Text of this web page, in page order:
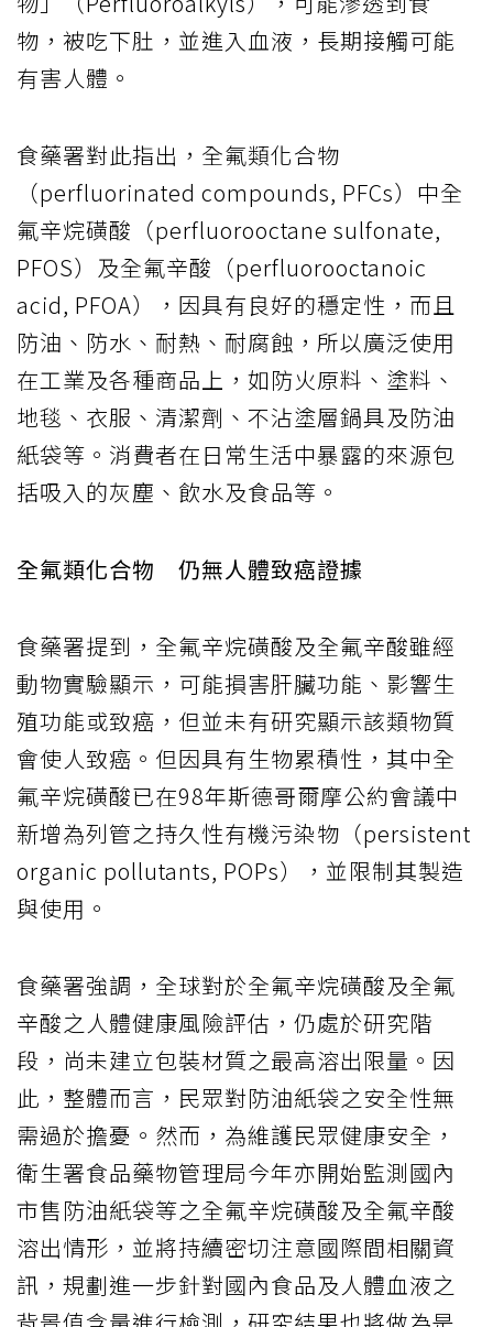
物，被吃下肚，並進入血液，長期接觸可能
有害人體。
食藥署對此指出，全氟類化合物
（perfluorinated compounds, PFCs）中全
氟辛烷磺酸（perfluorooctane sulfonate,
PFOS）及全氟辛酸（perfluorooctanoic
acid, PFOA），因具有良好的穩定性，而且
防油、防水、耐熱、耐腐蝕，所以廣泛使用
在工業及各種商品上，如防火原料、塗料、
地毯、衣服、清潔劑、不沾塗層鍋具及防油
紙袋等。消費者在日常生活中暴露的來源包
括吸入的灰塵、飲水及食品等。
全氟類化合物 仍無人體致癌證據
食藥署提到，全氟辛烷磺酸及全氟辛酸雖經
動物實驗顯示，可能損害肝臟功能、影響生
殖功能或致癌，但並未有研究顯示該類物質
會使人致癌。但因具有生物累積性，其中全
氟辛烷磺酸已在98年斯德哥爾摩公約會議中
新增為列管之持久性有機污染物（persistent
organic pollutants, POPs），並限制其製造
與使用。
食藥署強調，全球對於全氟辛烷磺酸及全氟
辛酸之人體健康風險評估，仍處於研究階
段，尚未建立包裝材質之最高溶出限量。因
此，整體而言，民眾對防油紙袋之安全性無
需過於擔憂。然而，為維護民眾健康安全，
衛生署食品藥物管理局今年亦開始監測國內
市售防油紙袋等之全氟辛烷磺酸及全氟辛酸
溶出情形，並將持續密切注意國際間相關資
訊，規劃進一步針對國內食品及人體血液之